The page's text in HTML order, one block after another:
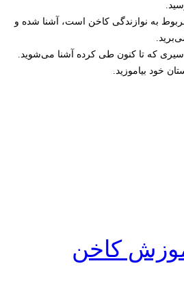
به نوازندگی کاخن است، آشنا شده و
که تا کنون طی کرده آشنا می‌شوید.
خود بیاموزید.
کاخن